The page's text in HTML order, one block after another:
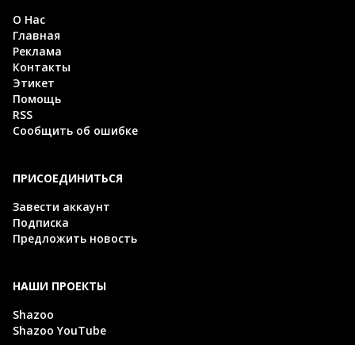
О Нас
Главная
Реклама
Контакты
Этикет
Помощь
RSS
Сообщить об ошибке
ПРИСОЕДИНИТЬСЯ
Завести аккаунт
Подписка
Предложить новость
НАШИ ПРОЕКТЫ
Shazoo
Shazoo YouTube